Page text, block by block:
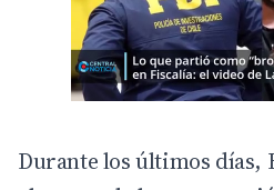
Durante los últimos días,